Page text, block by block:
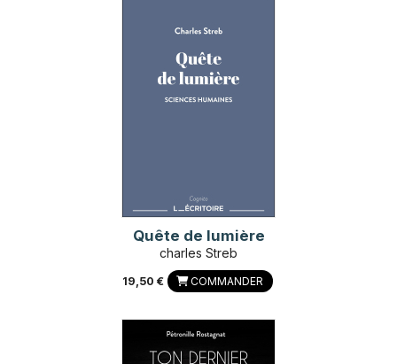
Quête de lumière
charles Streb
19,50 € COMMANDER